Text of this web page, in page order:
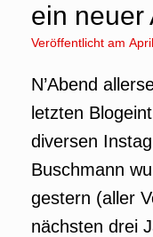
ein neuer
Veröffentlicht am
N’Abend
letzten
diversen
Buschmann
gestern (aller
nächsten drei